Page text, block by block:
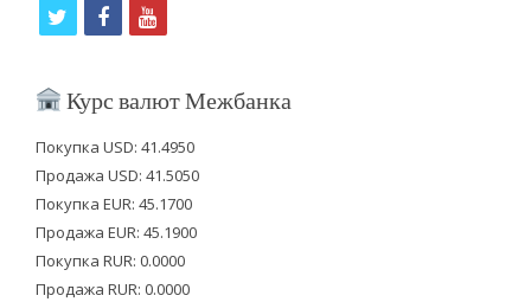
i
t
e
r
f
c
b
o
o
k
y
u
u
b
e
Курс валют Межбанка
Покупка USD: 41.4950
Продажа USD: 41.5050
Покупка EUR: 45.1700
Продажа EUR: 45.1900
Покупка RUR: 0.0000
Продажа RUR: 0.0000